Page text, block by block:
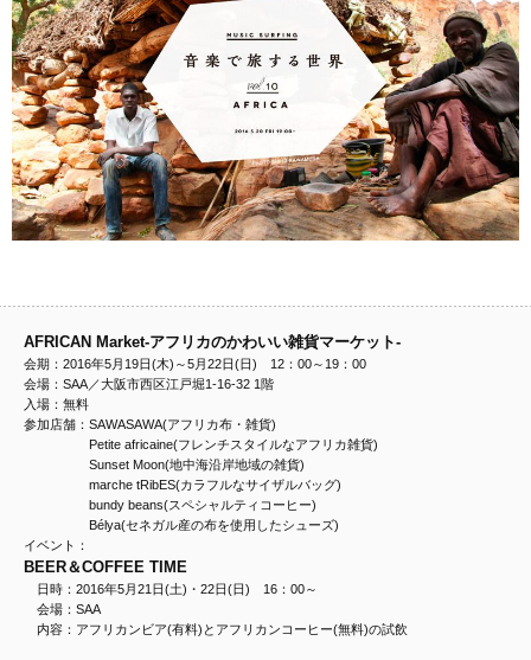
AFRICAN Market-アフリカのかわいい雑貨マーケット-
会期：2016年5月19日(木)～5月22日(日) 12：00～19：00
会場：SAA／大阪市西区江戸堀1-16-32 1階
入場：無料
参加店舗：SAWASAWA(アフリカ布・雑貨)
Petite africaine(フレンチスタイルなアフリカ雑貨)
Sunset Moon(地中海沿岸地域の雑貨)
marche tRibES(カラフルなサイザルバッグ)
bundy beans(スペシャルティコーヒー)
Bélya(セネガル産の布を使用したシューズ)
イベント：
BEER＆COFFEE TIME
日時：2016年5月21日(土)・22日(日) 16：00～
会場：SAA
内容：アフリカンビア(有料)とアフリカンコーヒー(無料)の試飲